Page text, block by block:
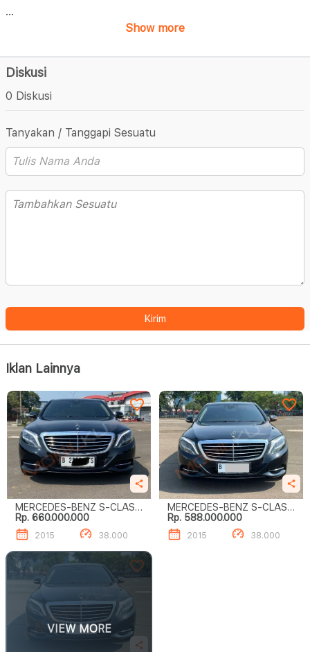
...
Show more
Diskusi
0 Diskusi
Tanyakan / Tanggapi Sesuatu
Kirim
Iklan Lainnya
MERCEDES-BENZ S-CLASS
S400 L
Rp. 660.000.000
2015 38.000
MERCEDES-BENZ S-CLASS
S400 L
Rp. 588.000.000
2015 38.000
VIEW MORE